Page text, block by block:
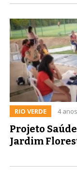
RIO VERDE 4
Projeto
Jardim